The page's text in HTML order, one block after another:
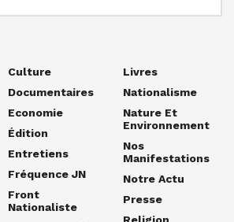
Culture
Documentaires
Economie
Édition
Entretiens
Fréquence JN
Front
Nationaliste
Livres
Nationalisme
Nature Et
Environnement
Nos
Manifestations
Notre Actu
Presse